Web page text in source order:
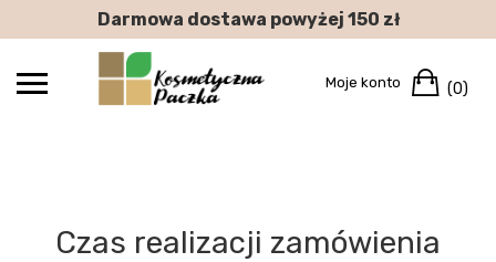
to
Darmowa dostawa powyżej 150 zł
Moje konto (0)
Czas realizacji zamówienia